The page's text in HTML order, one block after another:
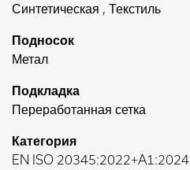
Синтетическая , Текстиль
Подносок
Метал
Подкладка
Переработанная сетка
Категория
EN ISO 20345:2022+A1:2024